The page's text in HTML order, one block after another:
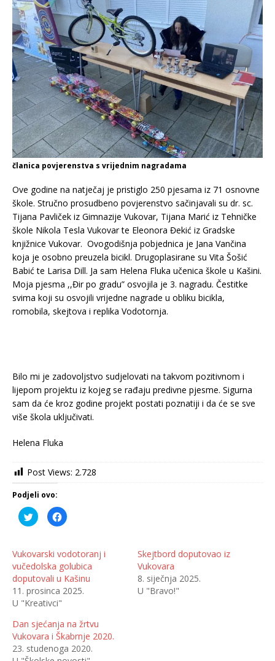
članica povjerenstva s vrijednim nagradama
Ove godine na natječaj je pristiglo 250 pjesama iz 71 osnovne
škole. Stručno prosudbeno povjerenstvo sačinjavali su dr. sc.
Tijana Pavliček iz Gimnazije Vukovar, Tijana Marić iz Tehničke
škole Nikola Tesla Vukovar te Eleonora Đekić iz Gradske
knjižnice Vukovar. Ovogodišnja pobjednica je Jana Vančina
koja je osobno preuzela bicikl. Drugoplasirane su Vita Šošić
Babić te Larisa Dill. Ja sam Helena Fluka učenica škole u Kašini.
Moja pjesma ,,Đir po gradu” osvojila je 3. nagradu. Čestitke
svima koji su osvojili vrijedne nagrade u obliku bicikla,
romobila, skejtova i replika Vodotornja.
Bilo mi je zadovoljstvo sudjelovati na takvom pozitivnom i
lijepom projektu iz kojeg se rađaju predivne pjesme. Sigurna
sam da će kroz godine projekt postati poznatiji i da će se sve
više škola uključivati.
Helena Fluka
Post Views: 2.728
Podjeli ovo:
P
o
e
l
i
a
T
w
i
e
r
u
(
O
K
l
m
p
o
d
j
e
e
n
a
F
a
Vukovarski vodotoranj i
vučedolska golubica
doputovali u Kašinu
11. prosinca 2025.
U "Kreativci"
Skejtbord doputovao iz
Vukovara
8. siječnja 2025.
U "Bravo!"
Dan sjećanja na žrtvu
Vukovara i Škabrnje 2020.
23. studenoga 2020.